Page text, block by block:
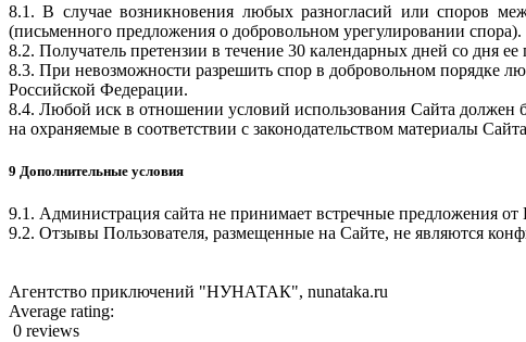
8.1. В случае возникновения любых разногласий или споров
(письменного предложения о добровольном урегулировании спора).
8.2. Получатель претензии в течение 30 календарных дней со дня
8.3. При невозможности разрешить спор в добровольном порядке
Российской Федерации.
8.4. Любой иск в отношении условий использования Сайта должен
на охраняемые в соответствии с законодательством материалы
9 Дополнительные условия
9.1. Администрация сайта не принимает встречные предложения от
9.2. Отзывы Пользователя, размещенные на Сайте, не являются
Агентство приключений "НУНАТАК", nunataka.ru
Average rating:
0 reviews